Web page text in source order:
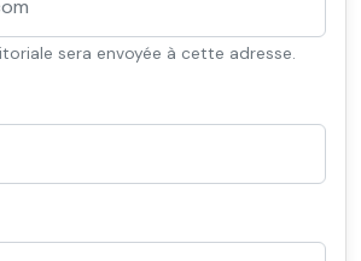
sera envoyée à cette adresse.